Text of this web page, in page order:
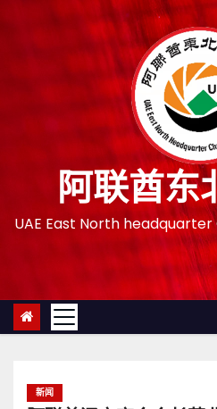
阿联酋东
UAE East North
新闻